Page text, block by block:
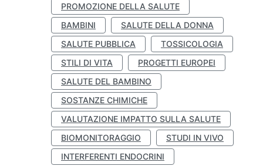
PROMOZIONE DELLA SALUTE
BAMBINI
SALUTE DELLA DONNA
SALUTE PUBBLICA
TOSSICOLOGIA
STILI DI VITA
PROGETTI EUROPEI
SALUTE DEL BAMBINO
SOSTANZE CHIMICHE
VALUTAZIONE IMPATTO SULLA SALUTE
BIOMONITORAGGIO
STUDI IN VIVO
INTERFERENTI ENDOCRINI